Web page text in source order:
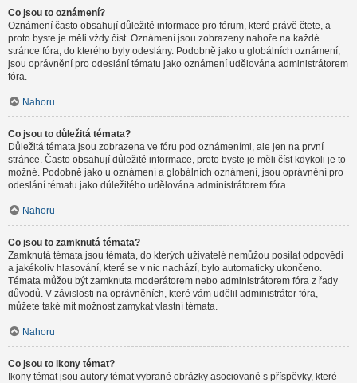
Co jsou to oznámení?
Oznámení často obsahují důležité informace pro fórum, které právě čtete, a
proto byste je měli vždy číst. Oznámení jsou zobrazeny nahoře na každé
stránce fóra, do kterého byly odeslány. Podobně jako u globálních oznámení,
jsou oprávnění pro odeslání tématu jako oznámení udělována administrátorem
fóra.
Nahoru
Co jsou to důležitá témata?
Důležitá témata jsou zobrazena ve fóru pod oznámeními, ale jen na první
stránce. Často obsahují důležité informace, proto byste je měli číst kdykoli je to
možné. Podobně jako u oznámení a globálních oznámení, jsou oprávnění pro
odeslání tématu jako důležitého udělována administrátorem fóra.
Nahoru
Co jsou to zamknutá témata?
Zamknutá témata jsou témata, do kterých uživatelé nemůžou posílat odpovědi
a jakékoliv hlasování, které se v nic nachází, bylo automaticky ukončeno.
Témata můžou být zamknuta moderátorem nebo administrátorem fóra z řady
důvodů. V závislosti na oprávněních, které vám udělil administrátor fóra,
můžete také mít možnost zamykat vlastní témata.
Nahoru
Co jsou to ikony témat?
Ikony témat jsou autory témat vybrané obrázky asociované s příspěvky, které